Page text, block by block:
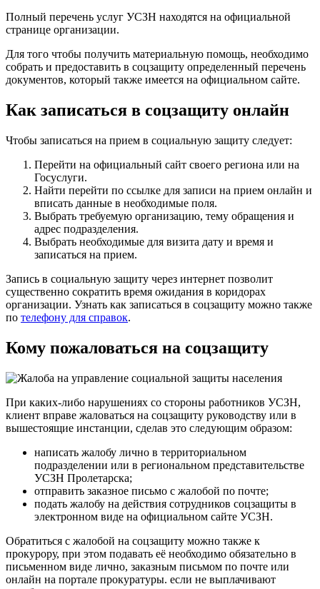
Полный перечень услуг УСЗН находятся на официальной
странице организации.
Для того чтобы получить материальную помощь, необходимо
собрать и предоставить в соцзащиту определенный перечень
документов, который также имеется на официальном сайте.
Как записаться в соцзащиту онлайн
Чтобы записаться на прием в социальную защиту следует:
Перейти на официальный сайт своего региона или на
Госуслуги.
Найти перейти по ссылке для записи на прием онлайн и
вписать данные в необходимые поля.
Выбрать требуемую организацию, тему обращения и
адрес подразделения.
Выбрать необходимые для визита дату и время и
записаться на прием.
Запись в социальную защиту через интернет позволит
существенно сократить время ожидания в коридорах
организации. Узнать как записаться в соцзащиту можно также
по телефону для справок.
Кому пожаловаться на соцзащиту
При каких-либо нарушениях со стороны работников УСЗН,
клиент вправе жаловаться на соцзащиту руководству или в
вышестоящие инстанции, сделав это следующим образом:
написать жалобу лично в территориальном
подразделении или в региональном представительстве
УСЗН Пролетарска;
отправить заказное письмо с жалобой по почте;
подать жалобу на действия сотрудников соцзащиты в
электронном виде на официальном сайте УСЗН.
Обратиться с жалобой на соцзащиту можно также к
прокурору, при этом подавать её необходимо обязательно в
письменном виде лично, заказным письмом по почте или
онлайн на портале прокуратуры. если не выплачивают